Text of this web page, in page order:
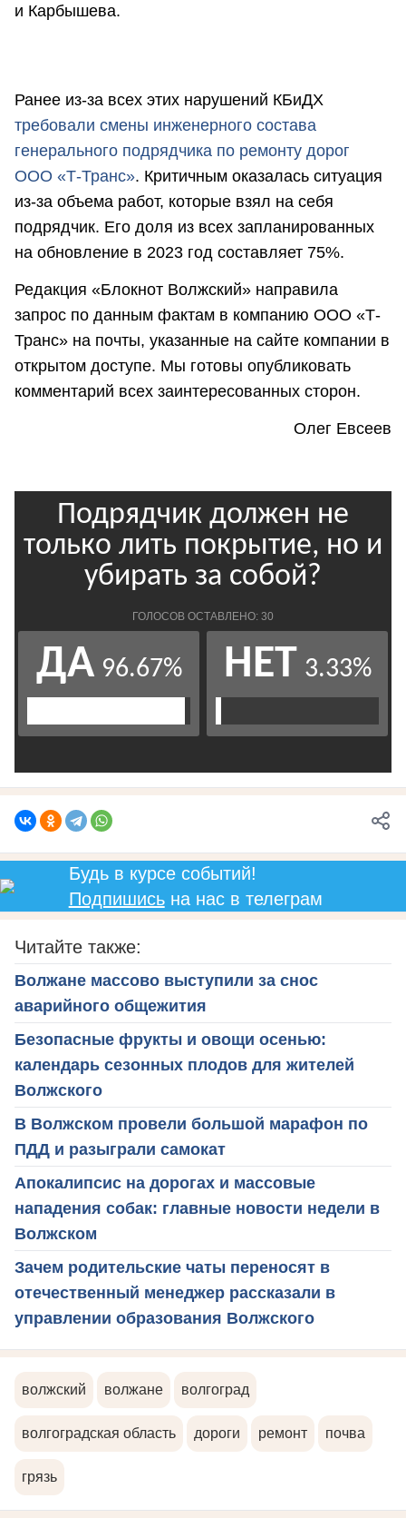
и Карбышева.
Ранее из-за всех этих нарушений КБиДХ
требовали смены инженерного состава
генерального подрядчика по ремонту дорог
ООО «Т-Транс». Критичным оказалась ситуация
из-за объема работ, которые взял на себя
подрядчик. Его доля из всех запланированных
на обновление в 2023 год составляет 75%.
Редакция «Блокнот Волжский» направила
запрос по данным фактам в компанию ООО «Т-
Транс» на почты, указанные на сайте компании в
открытом доступе. Мы готовы опубликовать
комментарий всех заинтересованных сторон.
Олег Евсеев
Будь в курсе событий!
Подпишисьна нас в телеграм
Читайте также:
Волжане массово выступили за снос
аварийного общежития
Безопасные фрукты и овощи осенью:
календарь сезонных плодов для жителей
Волжского
В Волжском провели большой марафон по
ПДД и разыграли самокат
Апокалипсис на дорогах и массовые
нападения собак: главные новости недели в
Волжском
Зачем родительские чаты переносят в
отечественный менеджер рассказали в
управлении образования Волжского
волжский волжане волгоград
волгоградская область дороги ремонт почва
грязь